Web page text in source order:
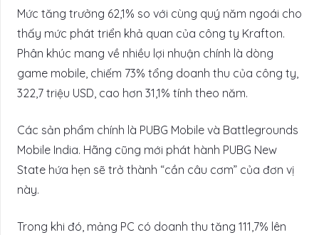
Mức tăng trưởng 62,1% so với cùng quý năm ngoái cho
thấy mức phát triển khả quan của công ty Krafton.
Phân khúc mang về nhiều lợi nhuận chính là dòng
game mobile, chiếm 73% tổng doanh thu của công ty,
322,7 triệu USD, cao hơn 31,1% tính theo năm.
Các sản phẩm chính là PUBG Mobile và Battlegrounds
Mobile India. Hãng cũng mới phát hành PUBG New
State hứa hẹn sẽ trở thành “cần câu cơm” của đơn vị
này.
Trong khi đó, mảng PC có doanh thu tăng 111,7% lên